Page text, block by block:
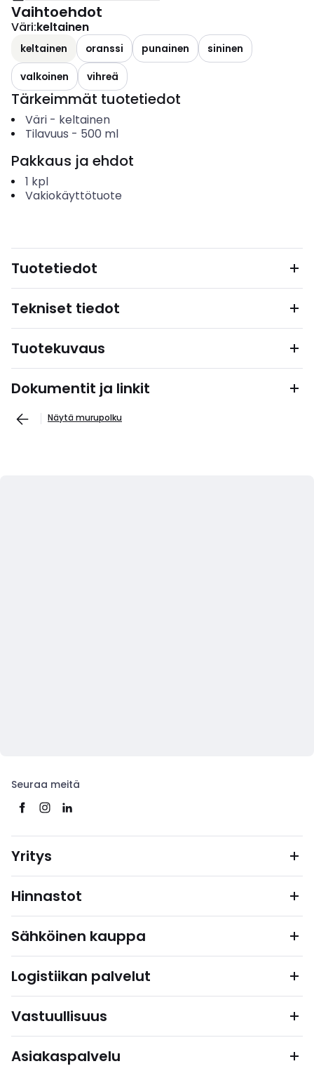
Vaihtoehdot
Väri:keltainen
keltainen oranssi punainen
sininen
valkoinen
vihreä
Tärkeimmät tuotetiedot
Väri- keltainen
Tilavuus - 500 ml
Pakkaus ja ehdot
1 kpl
Vakiokäyttötuote
Tuotetiedot
Tekniset tiedot
Tuotekuvaus
Dokumentit ja linkit
Näytä murupolku
Seuraa meitä
Yritys
Hinnastot
Sähköinen kauppa
Logistiikan palvelut
Vastuullisuus
Asiakaspalvelu